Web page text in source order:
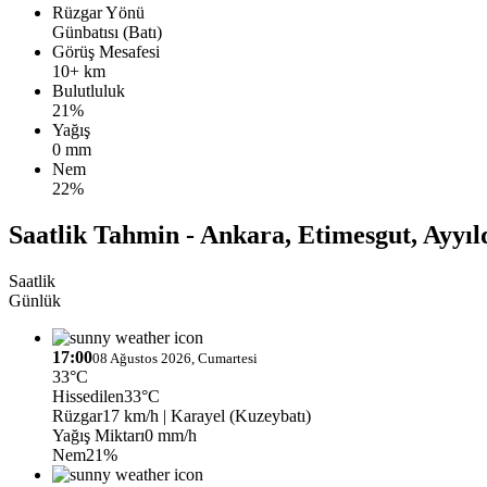
Rüzgar Yönü
Günbatısı (Batı)
Görüş Mesafesi
10+ km
Bulutluluk
21%
Yağış
0 mm
Nem
22%
Saatlik Tahmin - Ankara, Etimesgut,
Saatlik
Günlük
17:0008 Ağustos 2026, Cumartesi
33°C
Hissedilen33°C
Rüzgar17 km/h | Karayel (Kuzeybatı)
Yağış Miktarı0 mm/h
Nem21%